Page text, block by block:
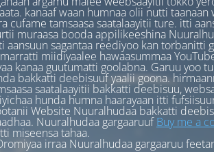
kanaaf waan humnaa olii nutti taanaan
cufame tamsaasa saatalaayitii ture. itti
muraasa booda appilikeeshina
sagantaa reediyoo kan torbanitti
miidiyaalee hawaasummaa
kanaa guutumatti goolabna. Garuu yoo
bakkatti deebisuuf yaalii goona.
saatalaayitii bakkatti deebisuu,
hunda humna haarayaan itti
Website Nuuralhudaa bakkatti
Nuuralhudaa gargaaruufBuy me a
miseensa tahaa.
irraa Nuuralhudaa gargaaruu